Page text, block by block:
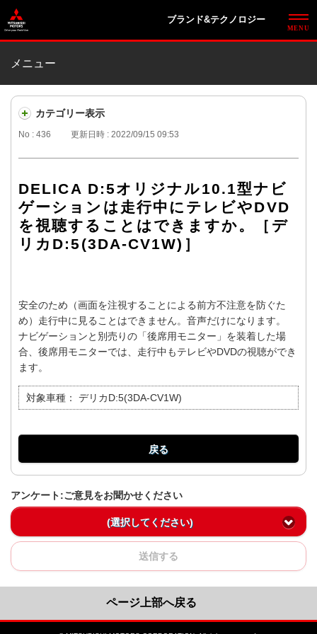
ブランド&テクノロジー
メニュー
カテゴリー表示
No : 436 更新日時 : 2022/09/15 09:53
DELICA D:5オリジナル10.1型ナビ
ゲーションは走行中にテレビやDVD
を視聴することはできますか。［デ
リカD:5(3DA-CV1W)］
安全のため（画面を注視することによる前方不注意を防ぐた
め）走行中に見ることはできません。音声だけになります。
ナビゲーションと別売りの「後席用モニター」を装着した場
合、後席用モニターでは、走行中もテレビやDVDの視聴ができ
ます。
対象車種： デリカD:5(3DA-CV1W)
戻る
アンケート:ご意見をお聞かせください
(選択してください)
送信する
ページ上部へ戻る